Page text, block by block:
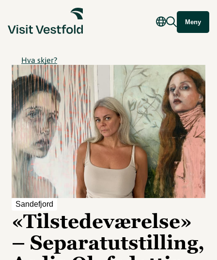
Meny
Hva skjer?
Sandefjord
«Tilstedeværelse»
– Separatutstilling,